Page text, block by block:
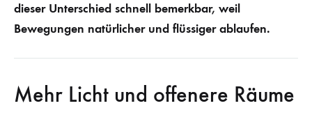
dieser Unterschied schnell bemerkbar, weil
Bewegungen natürlicher und flüssiger ablaufen.
Mehr Licht und offenere Räume